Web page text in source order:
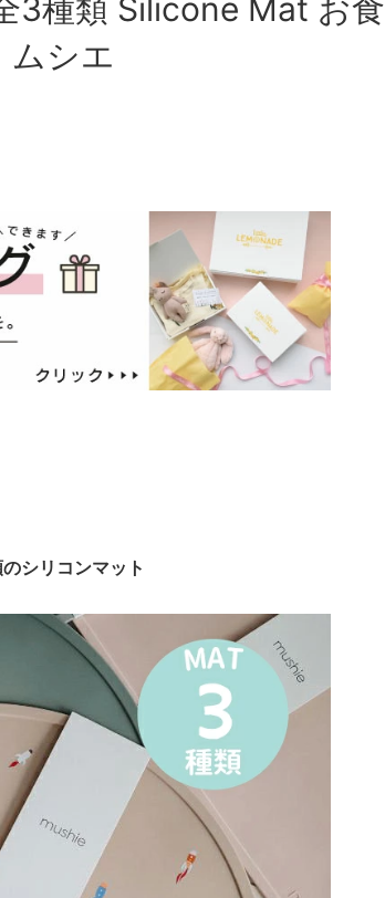
3種類 Silicone Mat お食
ムシエ
シリコンマット